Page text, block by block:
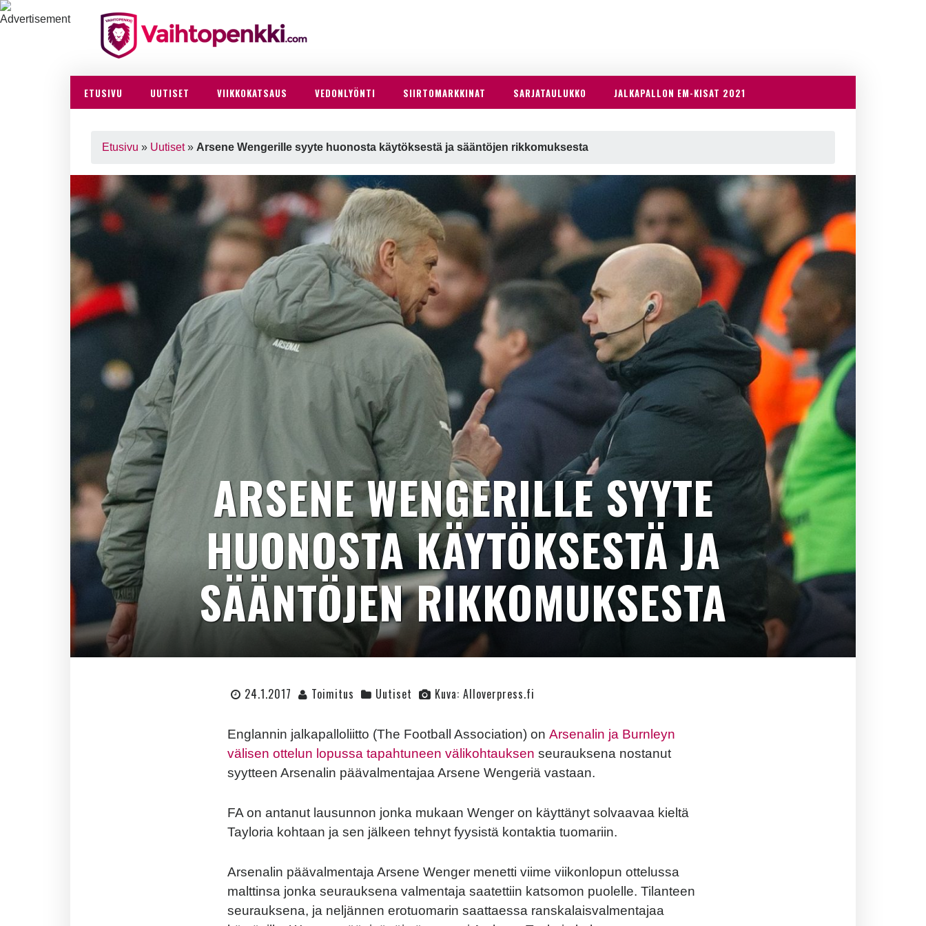
ETUSIVU UUTISET VIIKKOKATSAUS VEDONLYÖNTI SIIRTOMARKKINAT SARJATAULUKKO JALKAPALLON EM-KISAT 2021
Etusivu » Uutiset» Arsene Wengerille syyte huonosta käytöksestä ja sääntöjen rikkomuksesta
ARSENE WENGERILLE SYYTE
HUONOSTA KÄYTÖKSESTÄ JA
SÄÄNTÖJEN RIKKOMUKSESTA
24.1.2017 Toimitus Uutiset Kuva: Alloverpress.fi
Englannin jalkapalloliitto (The Football Association) on Arsenalin ja Burnleyn
välisen ottelun lopussa tapahtuneen välikohtauksen seurauksena nostanut
syytteen Arsenalin päävalmentajaa Arsene Wengeriä vastaan.
FA on antanut lausunnon jonka mukaan Wenger on käyttänyt solvaavaa kieltä
Tayloria kohtaan ja sen jälkeen tehnyt fyysistä kontaktia tuomariin.
Arsenalin päävalmentaja Arsene Wenger menetti viime viikonlopun ottelussa
malttinsa jonka seurauksena valmentaja saatettiin katsomon puolelle. Tilanteen
seurauksena, ja neljännen erotuomarin saattaessa ranskalaisvalmentajaa